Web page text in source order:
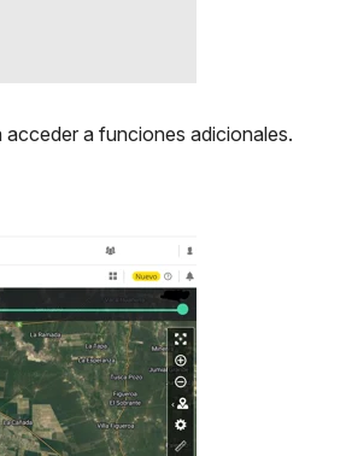
acceder a funciones adicionales.